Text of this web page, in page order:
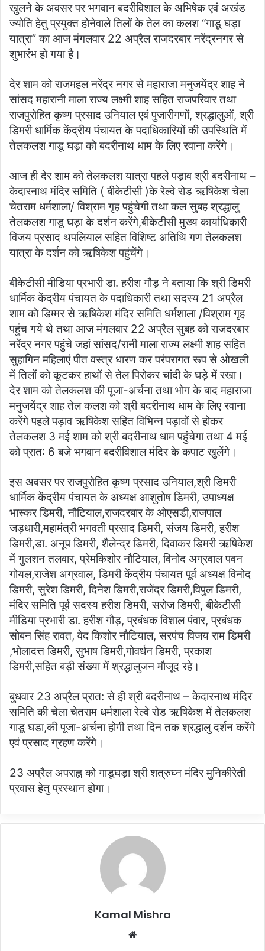
खुलने के अवसर पर भगवान बदरीविशाल के अभिषेक एवं अखंड
ज्योति हेतु प्रयुक्त होनेवाले तिलों के तेल का कलश “गाडू घड़ा
यात्रा” का आज मंगलवार 22 अप्रैल राजदरबार नरेंद्रनगर से
शुभारंभ हो गया है।
देर शाम को राजमहल नरेंद्र नगर से महाराजा मनुजयेंद्र शाह ने
सांसद महारानी माला राज्य लक्ष्मी शाह सहित राजपरिवार तथा
राजपुरोहित कृष्ण प्रसाद उनियाल एवं पुजारीगणों, श्रद्धालुओं, श्री
डिमरी धार्मिक केंद्रीय पंचायत के पदाधिकारियों की उपस्थिति में
तेलकलश गाडू घड़ा को बदरीनाथ धाम के लिए रवाना करेंगे।
आज ही देर शाम को तेलकलश यात्रा पहले पड़ाव श्री बदरीनाथ –
केदारनाथ मंदिर समिति ( बीकेटीसी )के रेल्वे रोड ऋषिकेश चेला
चेतराम धर्मशाला/ विश्राम गृह पहुंचेगी तथा कल सुबह श्रद्धालु
तेलकलश गाडू घड़ा के दर्शन करेंगे,बीकेटीसी मुख्य कार्याधिकारी
विजय प्रसाद थपलियाल सहित विशिष्ट अतिथि गण तेलकलश
यात्रा के दर्शन को ऋषिकेश पहुंचेंगे।
बीकेटीसी मीडिया प्रभारी डा. हरीश गौड़ ने बताया कि श्री डिमरी
धार्मिक केंद्रीय पंचायत के पदाधिकारी तथा सदस्य 21 अप्रैल
शाम को डिम्मर से ऋषिकेश मंदिर समिति धर्मशाला /विश्राम गृह
पहुंच गये थे तथा आज मंगलवार 22 अप्रैल सुबह को राजदरबार
नरेंद्र नगर पहुंचे जहां सांसद/रानी माला राज्य लक्ष्मी शाह सहित
सुहागिन महिलाएं पीत वस्त्र धारण कर परंपरागत रूप से ओखली
में तिलों को कूटकर हाथों से तेल पिरोकर चांदी के घड़े में रखा।
देर शाम को तेलकलश की पूजा-अर्चना तथा भोग के बाद महाराजा
मनुजयेंद्र शाह तेल कलश को श्री बदरीनाथ धाम के लिए रवाना
करेंगे पहले पड़ाव ऋषिकेश सहित विभिन्न पड़ावों से होकर
तेलकलश 3 मई शाम को श्री बदरीनाथ धाम पहुंचेगा तथा 4 मई
को प्रात: 6 बजे भगवान बदरीविशाल मंदिर के कपाट खुलेंगे।
इस अवसर पर राजपुरोहित कृष्ण प्रसाद उनियाल,श्री डिमरी
धार्मिक केंद्रीय पंचायत के अध्यक्ष आशुतोष डिमरी, उपाध्यक्ष
भास्कर डिमरी, नौटियाल,राजदरबार के ओएसडी‍,राजपाल
जड़धारी,महामंत्री भगवती प्रसाद डिमरी, संजय डिमरी, हरीश
डिमरी,डा. अनूप डिमरी, शैलेन्द्र डिमरी, दिवाकर डिमरी ऋषिकेश
में गुलशन तलवार, प्रेमकिशोर नौटियाल, विनोद अग्रवाल पवन
गोयल,राजेश अग्रवाल, डिमरी केंद्रीय पंचायत पूर्व अध्यक्ष विनोद
डिमरी, सुरेश डिमरी, दिनेश डिमरी,राजेंद्र डिमरी,विपुल डिमरी,
मंदिर समिति पूर्व सदस्य हरीश डिमरी, सरोज डिमरी, बीकेटीसी
मीडिया प्रभारी डा. हरीश गौड़, प्रबंधक विशाल पंवार, प्रबंधक
सोबन सिंह रावत, वेद किशोर नौटियाल, सरपंच विजय राम डिमरी
,भोलादत्त डिमरी, सुभाष डिमरी,गोवर्धन डिमरी, प्रकाश
डिमरी,सहित बड़ी संख्या में श्रद्धालुजन मौजूद रहे।
बुधवार 23 अप्रैल प्रात: से ही श्री बदरीनाथ – केदारनाथ मंदिर
समिति की चेला चेतराम धर्मशाला रेल्वे रोड ऋषिकेश में तेलकलश
गाडू घडा,की पूजा-अर्चना होगी तथा दिन तक श्रद्धालु दर्शन करेंगे
एवं प्रसाद ग्रहण करेंगे।
23 अप्रैल अपराह्न को गाडूघड़ा श्री शत्रुघ्न मंदिर मुनिकीरेती
प्रवास हेतु प्रस्थान होगा।
Kamal Mishra
Website